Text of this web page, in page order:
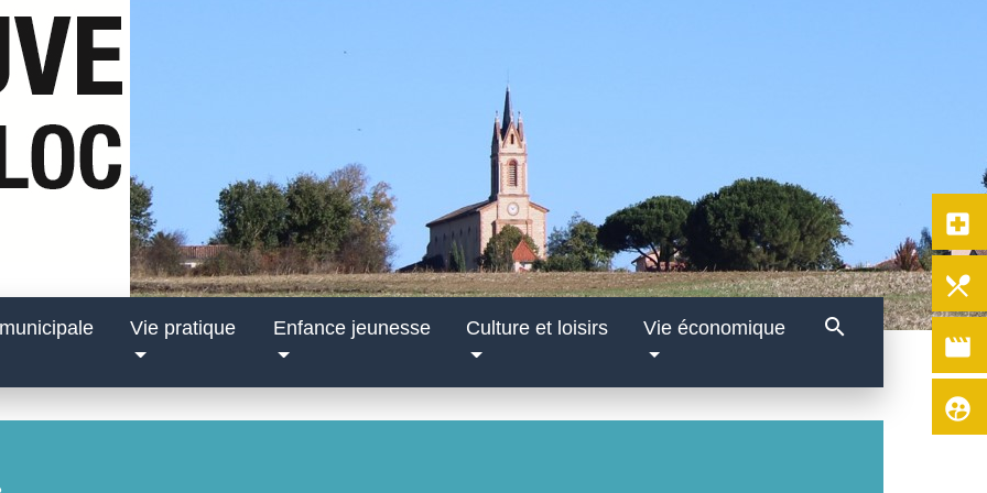
Vie pratique Enfance jeunesse Culture et loisirs Vie économique search
local_hospital
local_dining
movie
supervised_user_circle